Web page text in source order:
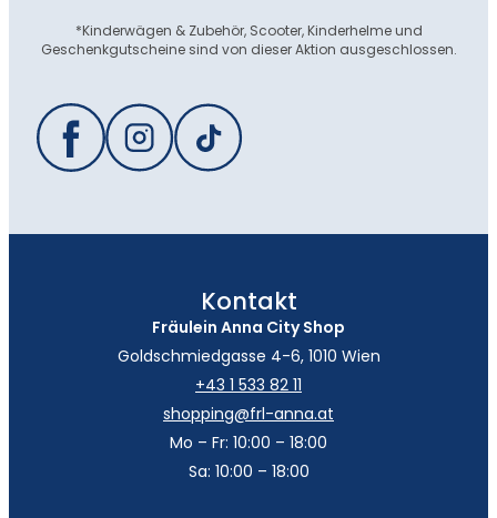
*Kinderwägen & Zubehör, Scooter, Kinderhelme und
Geschenkgutscheine sind von dieser Aktion ausgeschlossen.
Kontakt
Fräulein Anna City Shop
Goldschmiedgasse 4-6, 1010 Wien
+43 1 533 82 11
shopping@frl-anna.at
Mo – Fr: 10:00 – 18:00
Sa: 10:00 – 18:00